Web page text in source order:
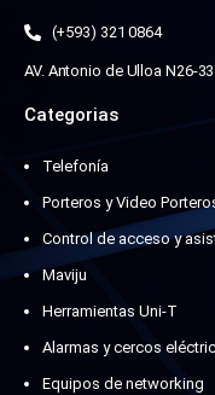
(+593) 321 0864
AV. Antonio de Ulloa N26-
Categorias
Telefonía
Porteros y Video
Control de acceso y
Maviju
Herramientas Uni-T
Alarmas y cercos
Equipos de networking